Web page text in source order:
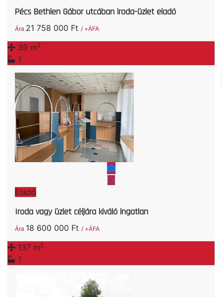
Pécs Bethlen Gábor utcában iroda-üzlet eladó
Ára 21 758 000 Ft / +ÁFA
39 m2
1
Eladó
Iroda vagy üzlet céljára kiváló ingatlan
Ára 18 600 000 Ft / +ÁFA
137 m2
1